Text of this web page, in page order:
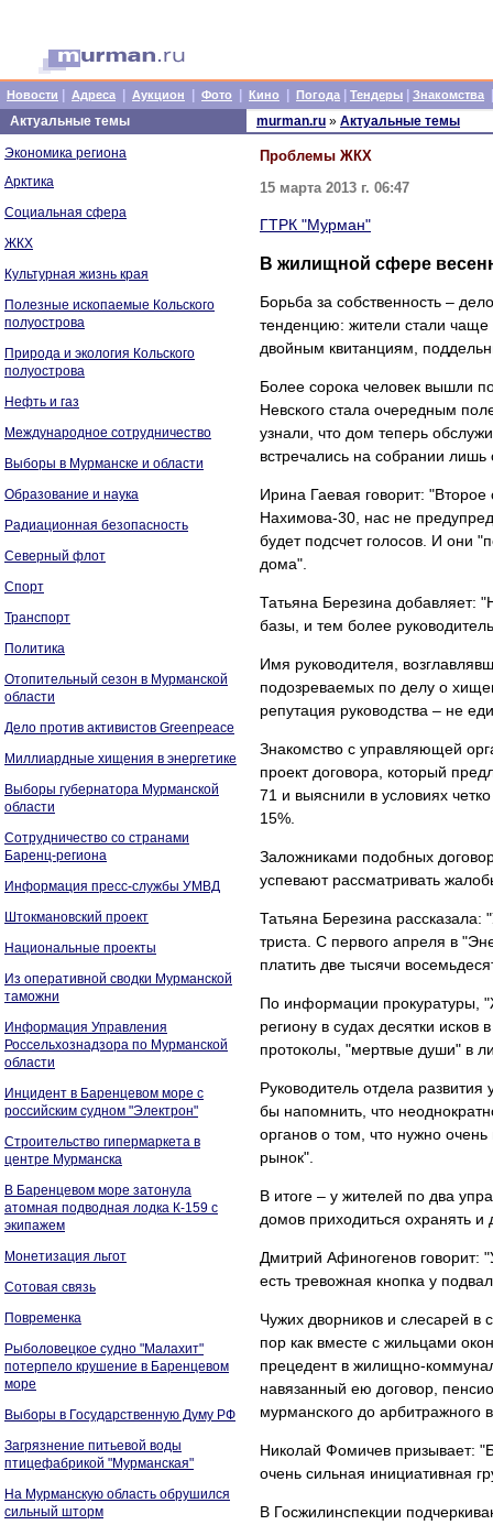
Новости Адреса Аукцион Фото Кино Погода Тендеры Знакомства
Актуальные темы
Экономика региона
Арктика
Социальная сфера
ЖКХ
Культурная жизнь края
Полезные ископаемые Кольского
полуострова
Природа и экология Кольского
полуострова
Нефть и газ
Международное сотрудничество
Выборы в Мурманске и области
Образование и наука
Радиационная безопасность
Северный флот
Спорт
Транспорт
Политика
Отопительный сезон в Мурманской
области
Дело против активистов Greenpeace
Миллиардные хищения в энергетике
Выборы губернатора Мурманской
области
Сотрудничество со странами
Баренц-региона
Информация пресс-службы УМВД
Штокмановский проект
Национальные проекты
Из оперативной сводки Мурманской
таможни
Информация Управления
Россельхознадзора по Мурманской
области
Инцидент в Баренцевом море с
российским судном "Электрон"
Строительство гипермаркета в
центре Мурманска
В Баренцевом море затонула
атомная подводная лодка К-159 с
экипажем
Монетизация льгот
Сотовая связь
Повременка
Рыболовецкое судно "Малахит"
потерпело крушение в Баренцевом
море
Выборы в Государственную Думу РФ
Загрязнение питьевой воды
птицефабрикой "Мурманская"
На Мурманскую область обрушился
сильный шторм
murman.ru » Актуальные темы
Проблемы ЖКХ
15 марта 2013 г. 06:47
ГТРК "Мурман"
В жилищной сфере
Борьба за собственность –
тенденцию: жители стали чаще
двойным квитанциям,
Более сорока человек вышли
Невского стала очередным
узнали, что дом теперь
встречались на собрании
Ирина Гаевая говорит:
Нахимова-30, нас не
будет подсчет голосов. И они
дома".
Татьяна Березина добавляет:
базы, и тем более
Имя руководителя,
подозреваемых по делу о
репутация руководства – не
Знакомство с управляющей
проект договора, который
71 и выяснили в условиях
15%.
Заложниками подобных
успевают рассматривать
Татьяна Березина
триста. С первого апреля в
платить две тысячи
По информации прокуратуры,
региону в судах десятки
протоколы, "мертвые души" в
Руководитель отдела
бы напомнить, что
органов о том, что нужно
рынок".
В итоге – у жителей по два
домов приходиться охранять
Дмитрий Афиногенов говорит:
есть тревожная кнопка у
Чужих дворников и слесарей в
пор как вместе с жильцами
прецедент в жилищно-
навязанный ею договор,
мурманского до арбитражного
Николай Фомичев призывает:
очень сильная инициативная
В Госжилинспекции